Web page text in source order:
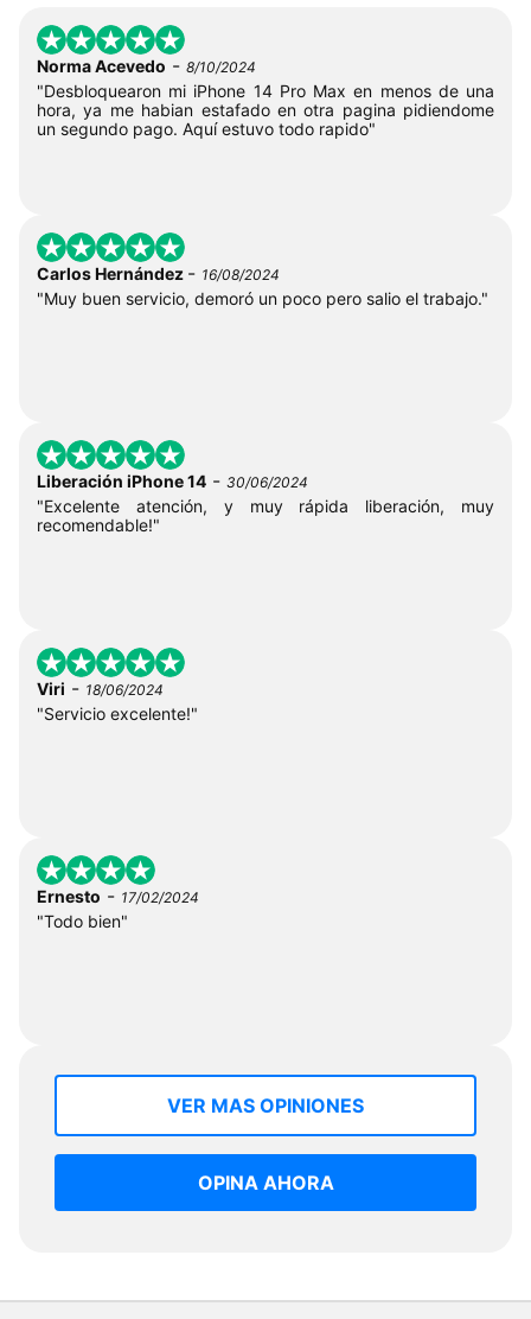
Norma Acevedo - 8/10/2024
"Desbloquearon mi iPhone 14 Pro Max en menos de una
hora, ya me habian estafado en otra pagina pidiendome
un segundo pago. Aquí estuvo todo rapido"
Carlos Hernández - 16/08/2024
"Muy buen servicio, demoró un poco pero salio el trabajo."
Liberación iPhone 14 - 30/06/2024
"Excelente atención, y muy rápida liberación, muy
recomendable!"
Viri - 18/06/2024
"Servicio excelente!"
Ernesto - 17/02/2024
"Todo bien"
VER MAS OPINIONES
OPINA AHORA